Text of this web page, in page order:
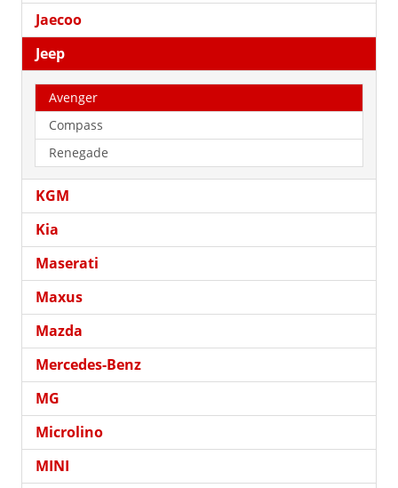
Jaecoo
Jeep
Avenger
Compass
Renegade
KGM
Kia
Maserati
Maxus
Mazda
Mercedes-Benz
MG
Microlino
MINI